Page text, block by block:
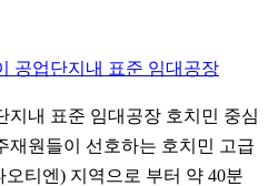
공업단지내 표준 임대공장
지내 표준 임대공장 호치민 중심
재원들이 선호하는 호치민 고급
티엔) 지역으로 부터 약 40분